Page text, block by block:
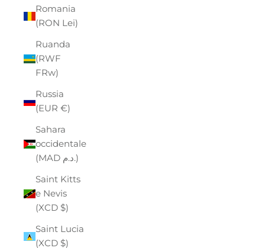
Romania
(RON Lei)
Ruanda
(RWF
FRw)
Russia
(EUR €)
Sahara
occidentale
(MAD د.م.)
Saint Kitts
e Nevis
(XCD $)
Saint Lucia
(XCD $)